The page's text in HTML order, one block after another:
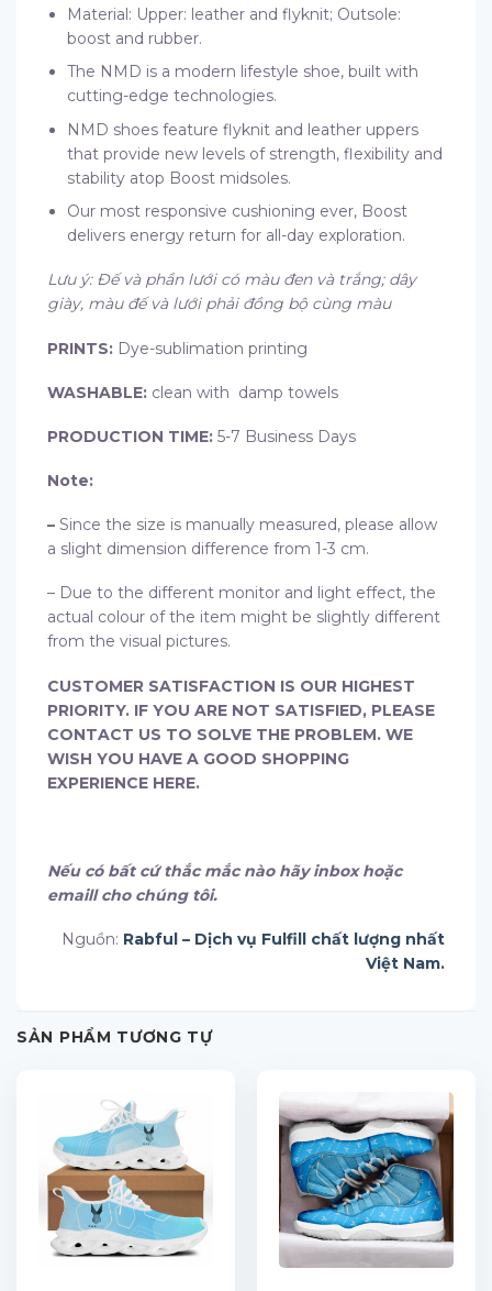
Material: Upper: leather and flyknit; Outsole:
boost and rubber.
The NMD is a modern lifestyle shoe, built with
cutting-edge technologies.
NMD shoes feature flyknit and leather uppers
that provide new levels of strength, flexibility and
stability atop Boost midsoles.
Our most responsive cushioning ever, Boost
delivers energy return for all-day exploration.
Lưu ý: Đế và phần lưới có màu đen và trắng; dây
giày, màu đế và lưới phải đồng bộ cùng màu
PRINTS: Dye-sublimation printing
WASHABLE: clean with damp towels
PRODUCTION TIME: 5-7 Business Days
Note:
– Since the size is manually measured, please allow
a slight dimension difference from 1-3 cm.
– Due to the different monitor and light effect, the
actual colour of the item might be slightly different
from the visual pictures.
CUSTOMER SATISFACTION IS OUR HIGHEST
PRIORITY. IF YOU ARE NOT SATISFIED, PLEASE
CONTACT US TO SOLVE THE PROBLEM. WE
WISH YOU HAVE A GOOD SHOPPING
EXPERIENCE HERE.
Nếu có bất cứ thắc mắc nào hãy inbox hoặc
emaill cho chúng tôi.
Nguồn: Rabful – Dịch vụ Fulfill chất lượng nhất
Việt Nam.
SẢN PHẨM TƯƠNG TỰ